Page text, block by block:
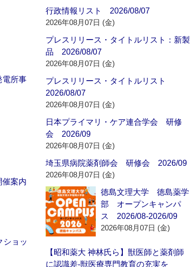
電所事
案内
ショッ
行政情報リスト 2026/08/07
2026年08月07日 (金)
プレスリリース・タイトルリスト：新製
品 2026/08/07
2026年08月07日 (金)
プレスリリース・タイトルリスト
2026/08/07
2026年08月07日 (金)
日本プライマリ・ケア連合学会 研修
会 2026/09
2026年08月07日 (金)
埼玉県病院薬剤師会 研修会 2026/09
2026年08月07日 (金)
徳島文理大学 徳島薬学
部 オープンキャンパ
ス 2026/08-2026/09
2026年08月07日 (金)
【昭和薬大 神林氏ら】獣医師と薬剤師
に認識差‐獣医療専門教育の充実を